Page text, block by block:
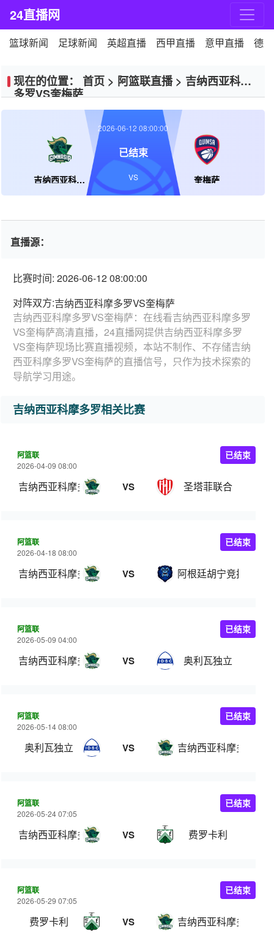
24直播网
篮球新闻 足球新闻 英超直播 西甲直播 意甲直播 德
现在的位置： 首页 > 阿篮联直播> 吉纳西亚科摩
多罗VS奎梅萨
吉纳西亚科摩多罗 奎梅萨
2026-06-12 08:00:00
已结束
VS
直播源：
比赛时间: 2026-06-12 08:00:00
对阵双方:吉纳西亚科摩多罗VS奎梅萨
吉纳西亚科摩多罗VS奎梅萨：在线看吉纳西亚科摩多罗
VS奎梅萨高清直播，24直播网提供吉纳西亚科摩多罗
VS奎梅萨现场比赛直播视频，本站不制作、不存储吉纳
西亚科摩多罗VS奎梅萨的直播信号，只作为技术探索的
导航学习用途。
吉纳西亚科摩多罗相关比赛
阿篮联
2026-04-09 08:00
吉纳西亚科摩多罗 VS 圣塔菲联合
已结束
阿篮联
2026-04-18 08:00
吉纳西亚科摩多罗 VS 阿根廷胡宁竞技
已结束
阿篮联
2026-05-09 04:00
吉纳西亚科摩多罗 VS 奥利瓦独立
已结束
阿篮联
2026-05-14 08:00
奥利瓦独立 VS 吉纳西亚科摩多罗
已结束
阿篮联
2026-05-24 07:05
吉纳西亚科摩多罗 VS 费罗卡利
已结束
阿篮联
2026-05-29 07:05
费罗卡利 VS 吉纳西亚科摩多罗
已结束